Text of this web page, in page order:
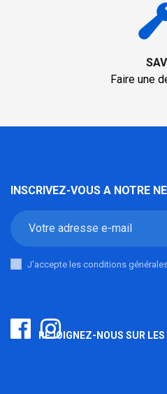
SAV
Faire une
INSCRIVEZ-VOUS A NOTRE
J'accepte les conditions
REJOIGNEZ-NOUS SUR